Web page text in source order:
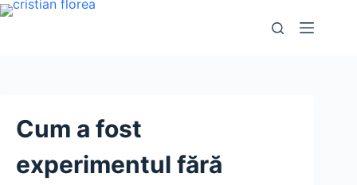
Sari
Cum a fost
experimentul fără